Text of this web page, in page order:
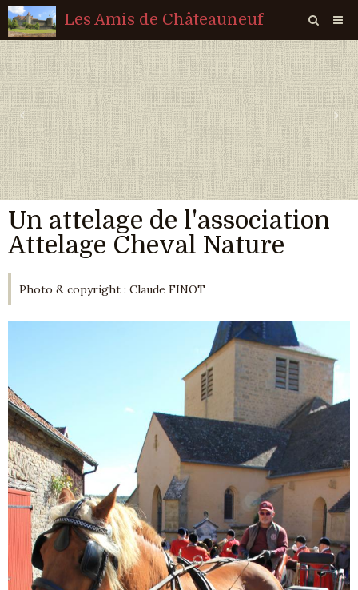
Les Amis de Châteauneuf
Page d'accueil
Livre d'or
Agenda
Quiz
Vidéos
Album
Contact
‹ ›
Un attelage de l'association
Attelage Cheval Nature
Photo & copyright : Claude FINOT